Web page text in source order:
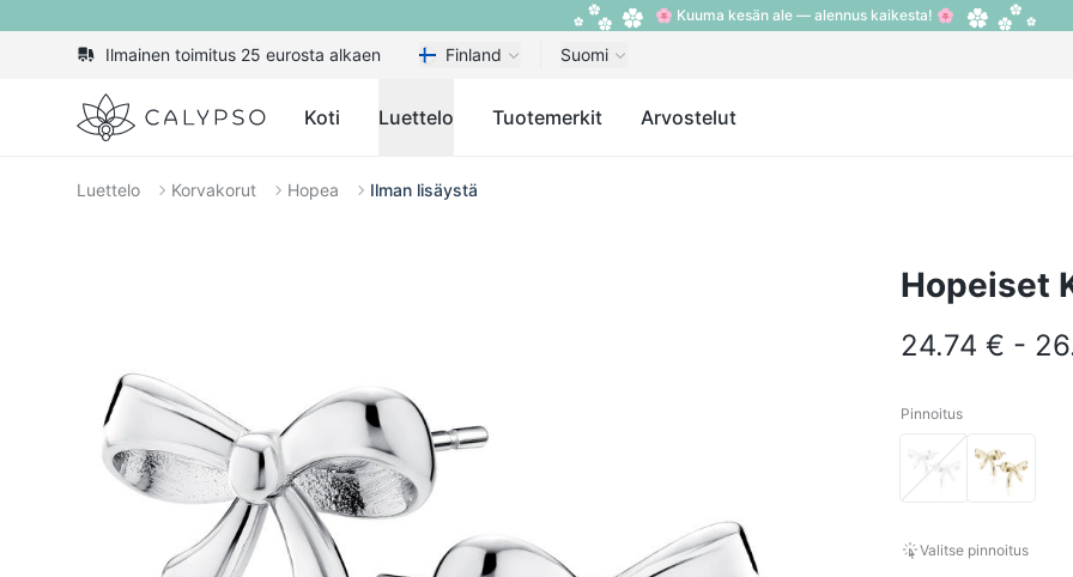
🌸 Kuuma kesän ale — alennus kaikesta! 🌸
Ilmainen toimitus 25 eurosta alkaen Finland Suomi
Calypso Koti Luettelo Tuotemerkit Arvostelut
Luettelo Korvakorut Hopea Ilman lisäystä
Hopeiset
24.74 € -
Pinnoitus
Pinnoitus
Valitse pinnoitus